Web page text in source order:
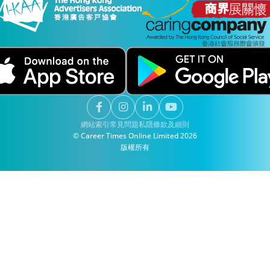
© Career Times Online Limited 2026
版權所有
網站索引常見問題私隱條款及細則